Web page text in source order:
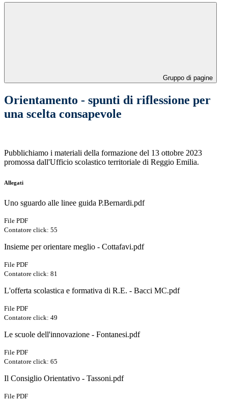
Gruppo di pagine
Orientamento - spunti di riflessione per
una scelta consapevole
Pubblichiamo i materiali della formazione del 13 ottobre 2023
promossa dall'Ufficio scolastico territoriale di Reggio Emilia.
Allegati
Uno sguardo alle linee guida P.Bernardi.pdf
File PDF
Contatore click: 55
Insieme per orientare meglio - Cottafavi.pdf
File PDF
Contatore click: 81
L'offerta scolastica e formativa di R.E. - Bacci MC.pdf
File PDF
Contatore click: 49
Le scuole dell'innovazione - Fontanesi.pdf
File PDF
Contatore click: 65
Il Consiglio Orientativo - Tassoni.pdf
File PDF